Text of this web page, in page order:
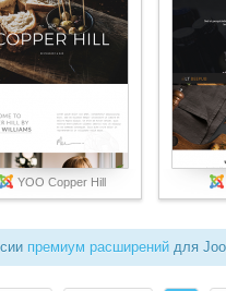
YOO Copper Hill
премиум расширений для